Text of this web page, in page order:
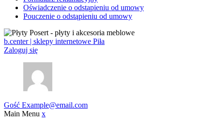
Oświadczenie o odstąpieniu od umowy
Pouczenie o odstąpieniu od umowy
b.center | sklepy internetowe Piła
Zaloguj się
Gość Example@email.com
Main Menu x